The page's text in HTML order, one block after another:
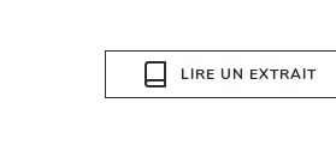
LIRE UN EXTRAIT